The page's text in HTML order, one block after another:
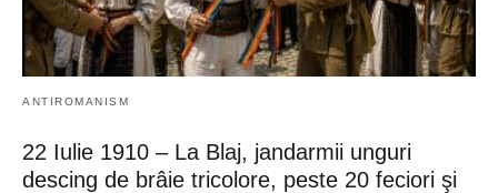
ANTIROMANISM
22 Iulie 1910 – La Blaj, jandarmii unguri
descing de brâie tricolore, peste 20 feciori şi